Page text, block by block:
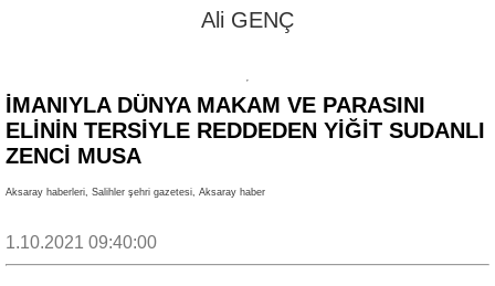
Ali GENÇ
İMANIYLA DÜNYA MAKAM VE PARASINI
ELİNİN TERSİYLE REDDEDEN YİĞİT SUDANLI
ZENCİ MUSA
Aksaray haberleri, Salihler şehri gazetesi, Aksaray haber
1.10.2021 09:40:00